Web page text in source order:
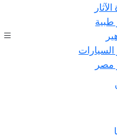
طبية
السيارات
مصر